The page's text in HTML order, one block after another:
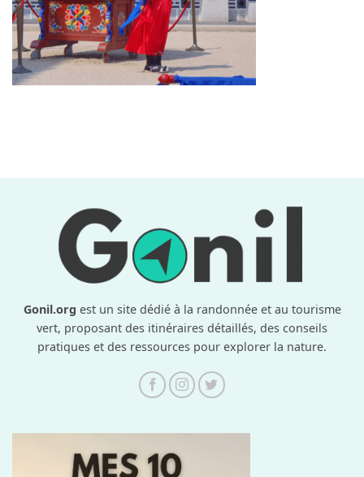
Gonil.org est un site dédié à la randonnée et au tourisme
vert, proposant des itinéraires détaillés, des conseils
pratiques et des ressources pour explorer la nature.